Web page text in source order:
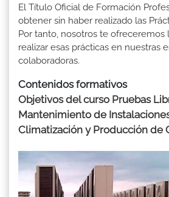
El Título Oficial de Formación
obtener sin haber realizado las
Por tanto, nosotros te ofreceremos
realizar esas prácticas en nuestras
colaboradoras.
Contenidos formativos
Objetivos del curso Pruebas
Mantenimiento de
Climatización y Producción de